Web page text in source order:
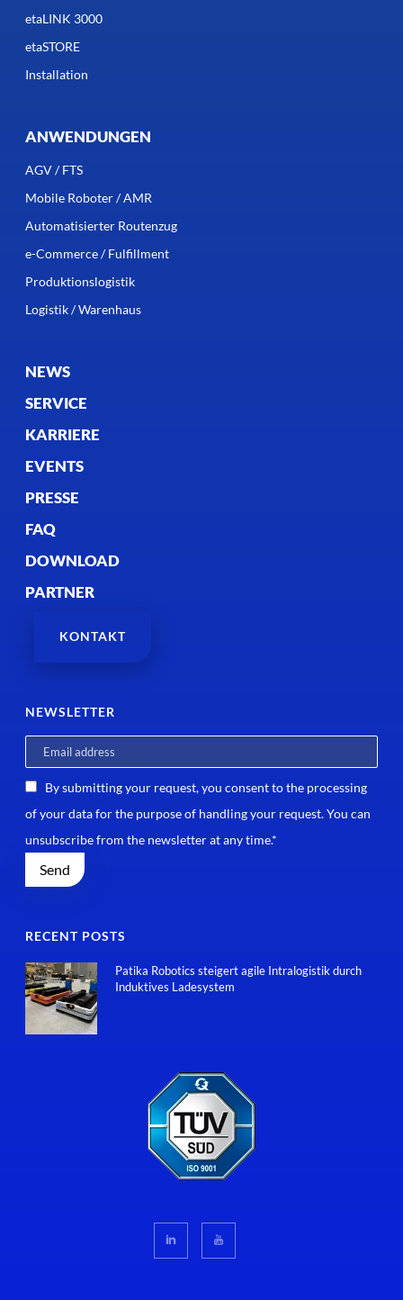
etaLINK 3000
etaSTORE
Installation
ANWENDUNGEN
AGV / FTS
Mobile Roboter / AMR
Automatisierter Routenzug
e-Commerce / Fulfillment
Produktionslogistik
Logistik / Warenhaus
NEWS
SERVICE
KARRIERE
EVENTS
PRESSE
FAQ
DOWNLOAD
PARTNER
KONTAKT
NEWSLETTER
By submitting your request, you consent to the processing
of your data for the purpose of handling your request. You can
unsubscribe from the newsletter at any time.*
RECENT POSTS
Patika Robotics steigert agile Intralogistik durch
Induktives Ladesystem